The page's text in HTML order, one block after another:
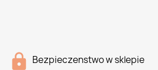
Bezpieczenstwo w sklepie